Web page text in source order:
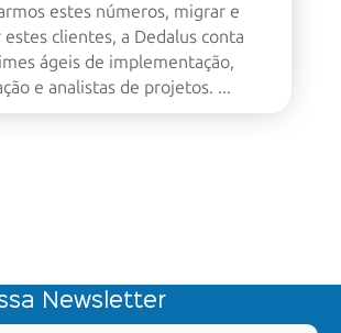
estes números, migrar e
clientes, a Dedalus conta
ágeis de implementação,
e analistas de projetos. ...
Newsletter